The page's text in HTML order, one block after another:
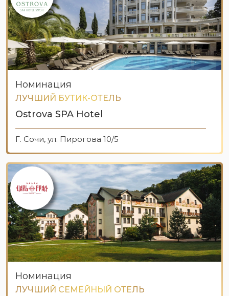
Номинация
ЛУЧШИЙ БУТИК-ОТЕЛЬ
Ostrova SPA Hotel
Г. Сочи, ул. Пирогова 10/5
Номинация
ЛУЧШИЙ СЕМЕЙНЫЙ ОТЕЛЬ